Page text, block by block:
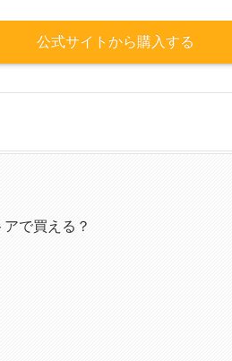
公式サイトから購入する
で買える？